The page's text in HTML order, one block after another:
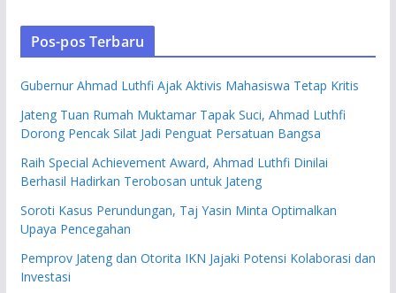
Pos-pos Terbaru
Gubernur Ahmad Luthfi Ajak Aktivis Mahasiswa Tetap Kritis
Jateng Tuan Rumah Muktamar Tapak Suci, Ahmad Luthfi
Dorong Pencak Silat Jadi Penguat Persatuan Bangsa
Raih Special Achievement Award, Ahmad Luthfi Dinilai
Berhasil Hadirkan Terobosan untuk Jateng
Soroti Kasus Perundungan, Taj Yasin Minta Optimalkan
Upaya Pencegahan
Pemprov Jateng dan Otorita IKN Jajaki Potensi Kolaborasi dan
Investasi